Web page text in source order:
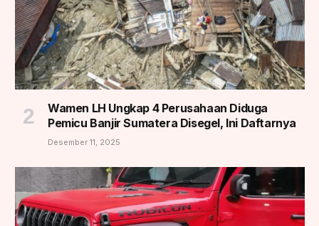
Wamen LH Ungkap 4 Perusahaan Diduga
Pemicu Banjir Sumatera Disegel, Ini Daftarnya
Desember 11, 2025